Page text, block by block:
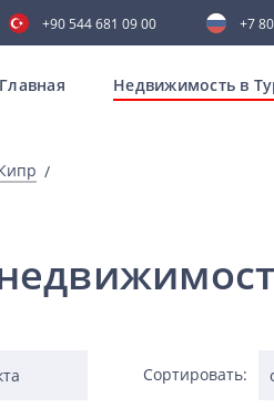
+90 544 681 09 00 +7
Главная Недвижимость в
Сортировать: